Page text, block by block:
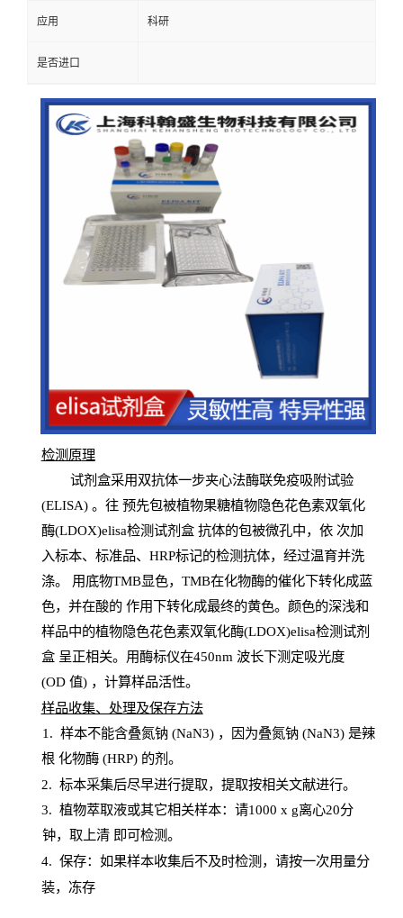
应用 科研
是否进口
检测原理
试剂盒采用双抗体一步夹心法酶联免疫吸附试验
(ELISA) 。往 预先包被植物果糖植物隐色花色素双氧化
酶(LDOX)elisa检测试剂盒抗体的包被微孔中，依 次加
入标本、标准品、 HRP标记的检测抗体，经过温育并洗
涤。 用底物TMB显色， TMB在化物酶的催化下转化成蓝
色，并在酸的 作用下转化成最终的黄色。颜色的深浅和
样品中的植物隐色花色素双氧化酶(LDOX)elisa检测试剂
盒呈正相关。用酶标仪在450nm 波长下测定吸光度
(OD 值) ，计算样品活性。
样品收集、处理及保存方法
1 . 样本不能含叠氮钠(NaN3) ，因为叠氮钠 (NaN3) 是辣
根 化物酶(HRP) 的剂。
2. 标本采集后尽早进行提取，提取按相关文献进行。
3. 植物萃取液或其它相关样本：请1000 x g离心20分
钟，取上清 即可检测。
4. 保存：如果样本收集后不及时检测，请按一次用量分
装，冻存